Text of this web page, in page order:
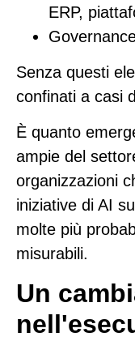
ERP,
Senza questi
confinati a casi
È quanto
ampie del
organizzazioni
iniziative di AI
molte più
misurabili.
Un